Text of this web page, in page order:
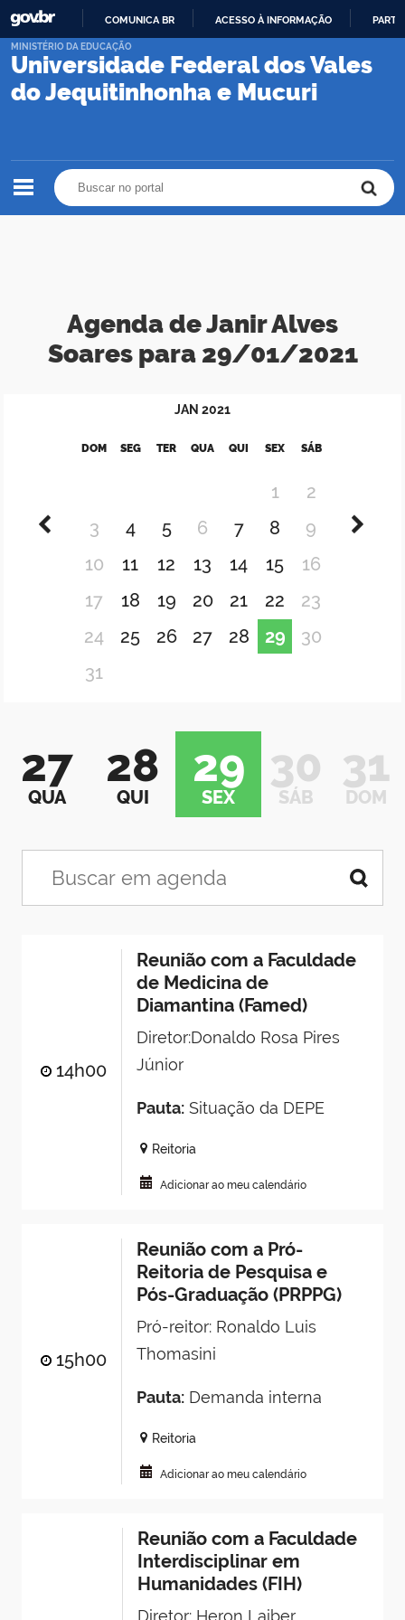
PARA
CONTEÚDO
COMUNICA BR ACESSO À INFORMAÇÃO
Universidade Federal dos Vales
do Jequitinhonha e Mucuri
MINISTÉRIO DA EDUCAÇÃO
Agenda de Janir Alves
Soares para 29/01/2021
JAN 2021
DOM SEG TER QUA QUI SEX SÁB
1
2
3
4 5 6 7 8
9
10
11 12 13 14 15
16
17
18 19 20 21 22
23
24
25 26 27 28 29
30
31
27
QUA
28
QUI
29
SEX
30
SÁB
31
DOM
14h00
Reunião com a Faculdade
de Medicina de
Diamantina (Famed)
Diretor:Donaldo Rosa Pires
Júnior
Pauta:Situação da DEPE
Reitoria
Adicionar ao meu calendário
15h00
Reunião com a Pró-
Reitoria de Pesquisa e
Pós-Graduação (PRPPG)
Pró-reitor: Ronaldo Luis
Thomasini
Pauta:Demanda interna
Reitoria
Adicionar ao meu calendário
Reunião com a Faculdade
Interdisciplinar em
Humanidades (FIH)
Diretor: Heron Laiber